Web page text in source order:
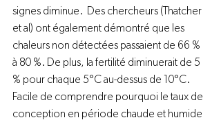
signes diminue.  Des chercheurs (Thatcher
et al) ont également démontré que les
chaleurs non détectées passaient de 66 %
à 80 %. De plus, la fertilité diminuerait de 5
% pour chaque 5°C au-dessus de 10°C.
Facile de comprendre pourquoi le taux de
conception en période chaude et humide